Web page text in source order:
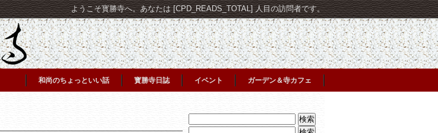
ようこそ寳勝寺へ。あなたは [CPD_READS_TOTAL] 人目の訪問者です。
和尚のちょっといい話 寳勝寺日誌 イベント ガーデン＆寺カフェ
索: